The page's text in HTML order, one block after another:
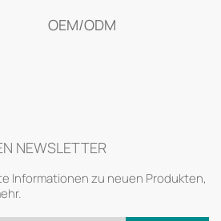
OEM/ODM
NEWSLETTER
Informationen zu neuen Produkten,